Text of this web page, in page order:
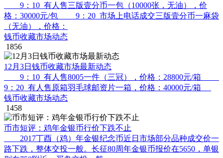
9：10 有人售三版壹分币一包（10000张，无油），价
格：30000元/包 9：20 市场上电话成交三版壹分币一麻袋
（无油），价格：
钱币收藏市场动态
1856
12月3日钱币收藏市场最新动态
9：10 有人售8005一件（三冠），价格：28800元/箱
9：20 有人售原箱羽毛球邮资片一箱，价格：40000元/箱
钱币收藏市场动态
1458
币市短评：鸡年金银币行价下跌不止
2017丁酉（鸡）年金银纪念币近日市场部分品种成交价一
路下跌，整体交投一般。长征80周年金银币报价在5650，单银